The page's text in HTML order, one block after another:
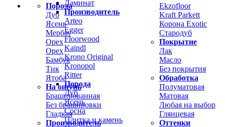
Порода
Дуб
Ясень
Мербау
Орех
Орех
Бамбук
Тик
Ятоба
На ощупь
Брашированная
Без брашировки
Гладкая
Производитель
Ekzofloor
Kraft Parkett
Корона Exotic
Стародуб
Покрытие
Лак
Масло
Без покрытия
Обработка
Полуматовая
Матовая
Любая на выбор
Глянцевая
Оттенки
Ламинат
Производитель
Arteo
Egger
Floorwood
Kaindl
Krono Original
Kronopol
Ritter
Порода
Дуб
Ясень
Сосна
Плитка и камень